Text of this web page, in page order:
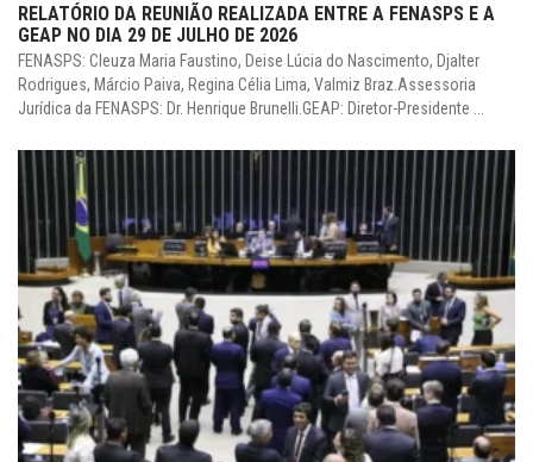
RELATÓRIO DA REUNIÃO REALIZADA ENTRE A FENASPS E A
GEAP NO DIA 29 DE JULHO DE 2026
FENASPS: Cleuza Maria Faustino, Deise Lúcia do Nascimento, Djalter
Rodrigues, Márcio Paiva, Regina Célia Lima, Valmiz Braz.Assessoria
Jurídica da FENASPS: Dr. Henrique Brunelli.GEAP: Diretor-Presidente ...